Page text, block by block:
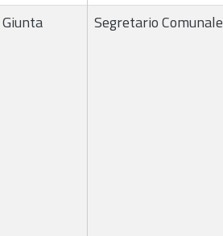
Segretario Comunale